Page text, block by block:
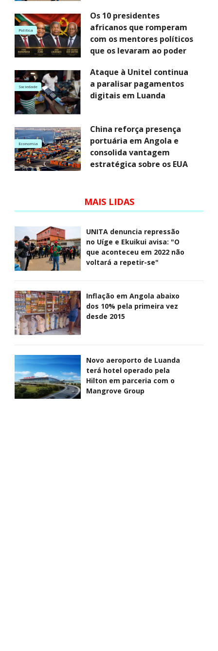
Politica
Os 10 presidentes
africanos que romperam
com os mentores políticos
que os levaram ao poder
Sociedade
Ataque à Unitel continua
a paralisar pagamentos
digitais em Luanda
Economia
China reforça presença
portuária em Angola e
consolida vantagem
estratégica sobre os EUA
MAIS LIDAS
UNITA denuncia repressão
no Uíge e Ekuikui avisa: "O
que aconteceu em 2022 não
voltará a repetir-se"
Inflação em Angola abaixo
dos 10% pela primeira vez
desde 2015
Novo aeroporto de Luanda
terá hotel operado pela
Hilton em parceria com o
Mangrove Group